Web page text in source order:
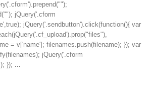
jQuery('.cform
jQuery('.sendbutton').click(function(){ var
= v['name']; filenames.push(filename); }); var
jQuery('.cform
}); ...